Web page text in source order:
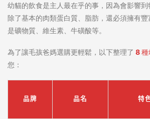
幼貓的飲食是主人最在乎的事，因為會影響到
除了基本的肉類蛋白質、脂肪，還必須擁有
是礦物質、維生素、牛磺酸等。
為了讓毛孩爸媽選購更輕鬆，以下整理了 8 種
您：
品牌 品名 特